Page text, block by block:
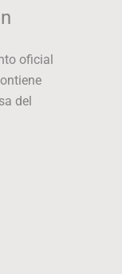
oficial
del